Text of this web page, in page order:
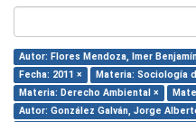
Autor: Flores Mendoza, Imer
Fecha: 2011 ×
Materia: Sociología
Materia: Derecho Ambiental ×
Autor: González Galván, Jorge